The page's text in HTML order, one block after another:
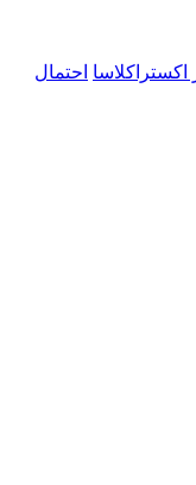
احتمال